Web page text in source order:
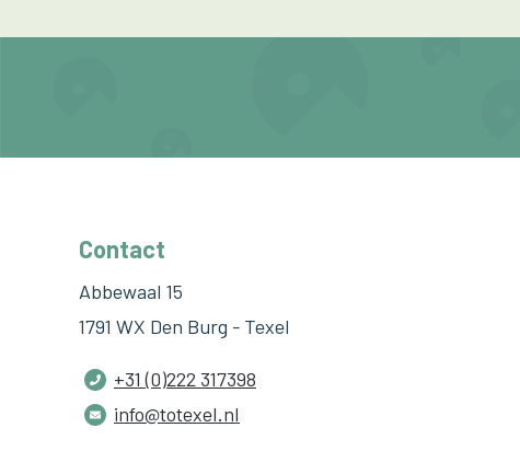
Contact
Abbewaal 15
1791 WX Den Burg - Texel
+31 (0)222 317398
info@totexel.nl